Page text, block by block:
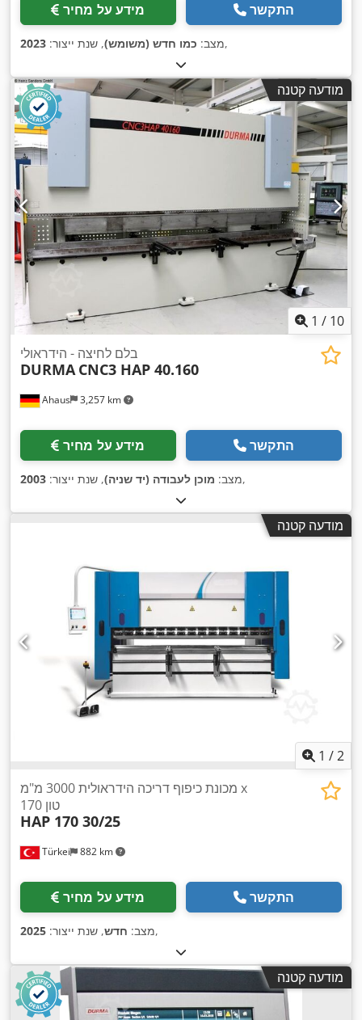
מידע על מחיר התקשר
מצב: כמו חדש (משומש), שנת ייצור: 2023 ,
מודעה קטנה
1 / 10
Ahaus 3,257 km
בלם לחיצה - הידראולי
DURMA CNC3 HAP 40.160
מידע על מחיר התקשר
מצב: מוכן לעבודה (יד שניה), שנת ייצור: 2003 ,
מודעה קטנה
1 /2
Türkei 882 km
מכונת כיפוף דריכה הידראולית 3000 מ"מ x
170 טון
HAP 170 30/25
מידע על מחיר התקשר
מצב: חדש, שנת ייצור: 2025 ,
מודעה קטנה